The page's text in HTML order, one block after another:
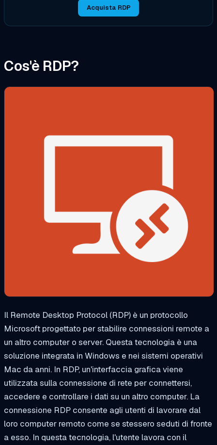
Acquista RDP
Cos'è RDP?
Il Remote Desktop Protocol (RDP) è un protocollo
Microsoft progettato per stabilire connessioni remote a
un altro computer o server. Questa tecnologia è una
soluzione integrata in Windows e nei sistemi operativi
Mac da anni. In RDP, un'interfaccia grafica viene
utilizzata sulla connessione di rete per connettersi,
accedere e controllare i dati su un altro computer. La
connessione RDP consente agli utenti di lavorare dal
loro computer remoto come se stessero seduti di fronte
a esso. In questa tecnologia, l'utente lavora con il